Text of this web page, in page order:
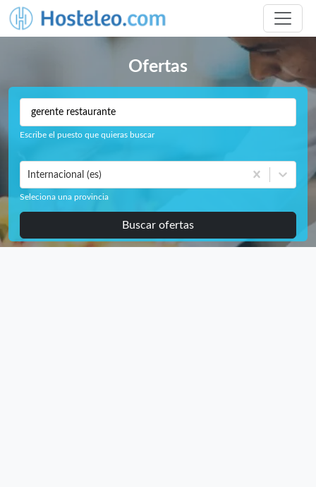
Ofertas
Escribe el puesto que quieras buscar
Internacional (es)
Seleciona una provincia
Buscar ofertas